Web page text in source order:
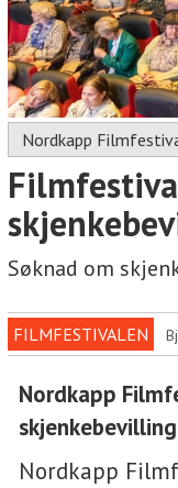
Nordkapp
Søknad om
FILMFESTIVALEN
Nordkapp
Nordkapp